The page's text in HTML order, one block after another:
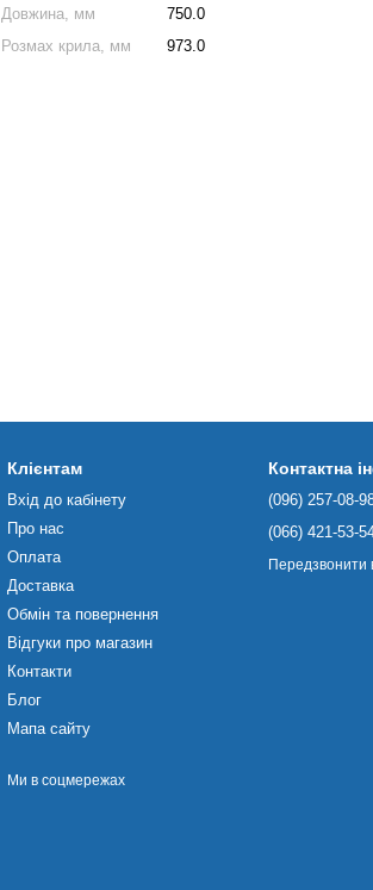
Довжина, мм
750.0
Розмах крила, мм
973.0
Клієнтам
Вхід до кабінету
Про нас
Оплата
Доставка
Обмін та повернення
Відгуки про магазин
Контакти
Блог
Мапа сайту
Ми в соцмережах
Контактна
(096) 257-08-
(066) 421-53-
Передзвонити